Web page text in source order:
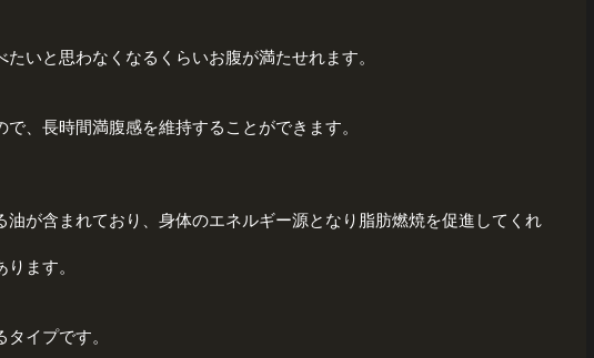
いと思わなくなるくらいお腹が満たせれます。
、長時間満腹感を維持することができます。
油が含まれており、身体のエネルギー源となり脂肪燃焼を促進してくれ
ます。
イプです。